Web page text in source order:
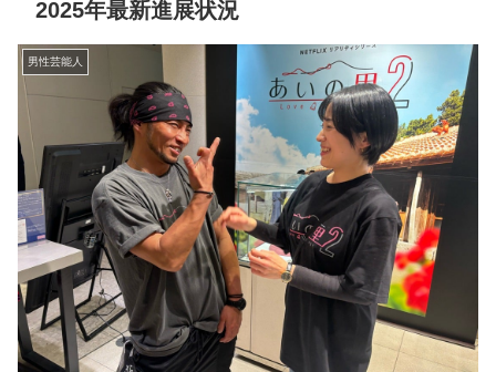
2025年最新進展状況
男性芸能人